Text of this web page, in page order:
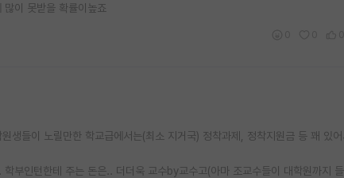
이 못받을 확률이높죠
들이 노릴만한 학교급에서는(최소 지거국) 정착과제, 정착지원금 등 꽤 있
부인턴한테 주는 돈은.. 더더욱 교수by교수고(아마 조교수들이 대학원까지